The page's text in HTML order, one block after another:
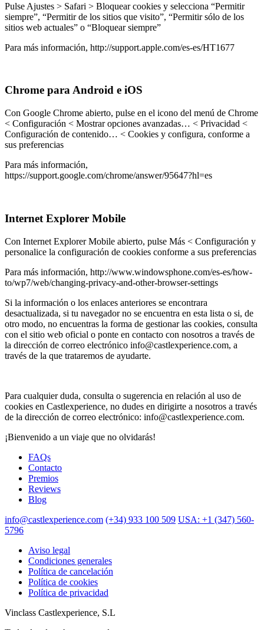
Pulse Ajustes > Safari > Bloquear cookies y selecciona “Permitir
siempre”, “Permitir de los sitios que visito”, “Permitir sólo de los
sitios web actuales” o “Bloquear siempre”
Para más información, http://support.apple.com/es-es/HT1677
Chrome para Android e iOS
Con Google Chrome abierto, pulse en el icono del menú de Chrome
< Configuración < Mostrar opciones avanzadas… < Privacidad <
Configuración de contenido… < Cookies y configura, conforme a
sus preferencias
Para más información,
https://support.google.com/chrome/answer/95647?hl=es
Internet Explorer Mobile
Con Internet Explorer Mobile abierto, pulse Más < Configuración y
personalice la configuración de cookies conforme a sus preferencias
Para más información, http://www.windowsphone.com/es-es/how-
to/wp7/web/changing-privacy-and-other-browser-settings
Si la información o los enlaces anteriores se encontrara
desactualizada, si tu navegador no se encuentra en esta lista o si, de
otro modo, no encuentras la forma de gestionar las cookies, consulta
con el sitio web oficial o ponte en contacto con nosotros a través de
la dirección de correo electrónico info@castlexperience.com, a
través de la que trataremos de ayudarte.
Para cualquier duda, consulta o sugerencia en relación al uso de
cookies en Castlexperience, no dudes en dirigirte a nosotros a través
de la dirección de correo electrónico: info@castlexperience.com.
¡Bienvenido a un viaje que no olvidarás!
FAQs
Contacto
Premios
Reviews
Blog
info@castlexperience.com (+34) 933 100 509 USA: +1 (347) 560-
5796
Aviso legal
Condiciones generales
Política de cancelación
Política de cookies
Política de privacidad
Vinclass Castlexperience, S.L